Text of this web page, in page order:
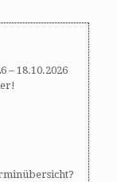
– 18.10.2026